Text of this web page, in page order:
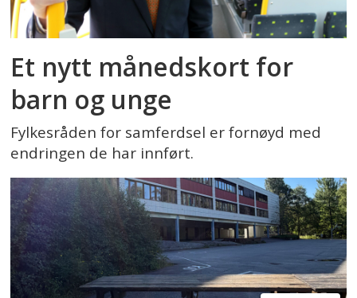
Et nytt månedskort for
barn og unge
Fylkesråden for samferdsel er fornøyd med
endringen de har innført.